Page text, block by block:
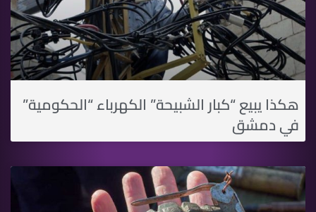
هكذا يبيع “كبار الشبيحة” الكهرباء “الحكومية”
في دمشق